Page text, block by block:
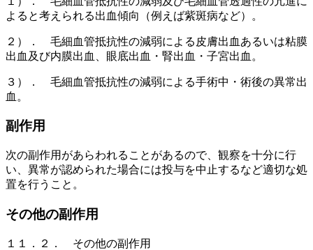
よると考えられる出血傾向（例えば紫斑病など）。
２）． 毛細血管抵抗性の減弱による皮膚出血あるいは粘膜
出血及び内膜出血、眼底出血・腎出血・子宮出血。
３）． 毛細血管抵抗性の減弱による手術中・術後の異常出
血。
副作用
次の副作用があらわれることがあるので、観察を十分に行
い、異常が認められた場合には投与を中止するなど適切な処
置を行うこと。
その他の副作用
１１．２． その他の副作用